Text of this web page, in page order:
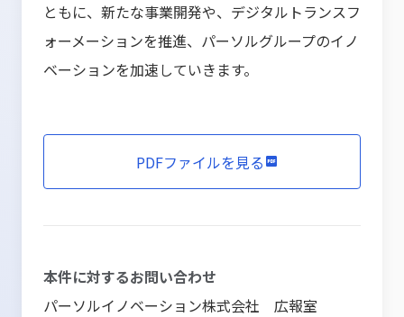
ともに、新たな事業開発や、デジタルトランスフ
ォーメーションを推進、パーソルグループのイノ
ベーションを加速していきます。
PDFファイルを見る
本件に対するお問い合わせ
パーソルイノベーション株式会社 広報室